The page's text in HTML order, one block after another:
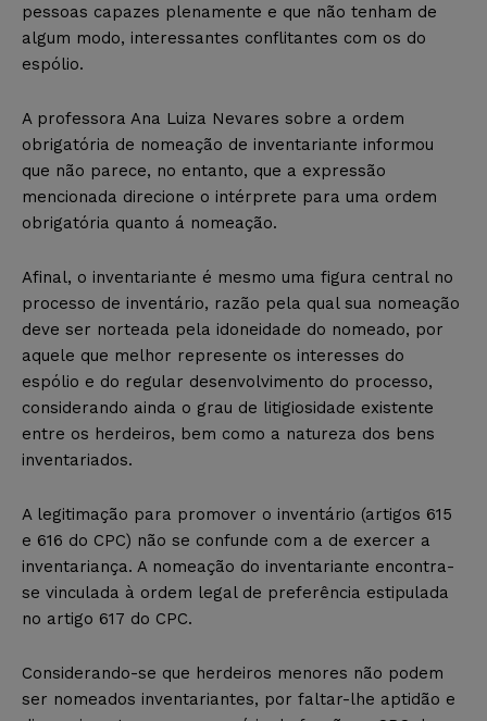
pessoas capazes plenamente e que não tenham de
algum modo, interessantes conflitantes com os do
espólio.
A professora Ana Luiza Nevares sobre a ordem
obrigatória de nomeação de inventariante informou
que não parece, no entanto, que a expressão
mencionada direcione o intérprete para uma ordem
obrigatória quanto á nomeação.
Afinal, o inventariante é mesmo uma figura central no
processo de inventário, razão pela qual sua nomeação
deve ser norteada pela idoneidade do nomeado, por
aquele que melhor represente os interesses do
espólio e do regular desenvolvimento do processo,
considerando ainda o grau de litigiosidade existente
entre os herdeiros, bem como a natureza dos bens
inventariados.
A legitimação para promover o inventário (artigos 615
e 616 do CPC) não se confunde com a de exercer a
inventariança. A nomeação do inventariante encontra-
se vinculada à ordem legal de preferência estipulada
no artigo 617 do CPC.
Considerando-se que herdeiros menores não podem
ser nomeados inventariantes, por faltar-lhe aptidão e